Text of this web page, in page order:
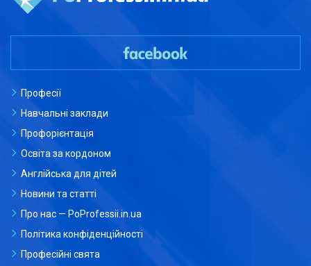
Професії
Навчальні заклади
Профорієнтація
Освіта за кордоном
Англійська для дітей
Новини та статті
Про нас — PoProfessii.in.ua
Політика конфіденційності
Професійні свята